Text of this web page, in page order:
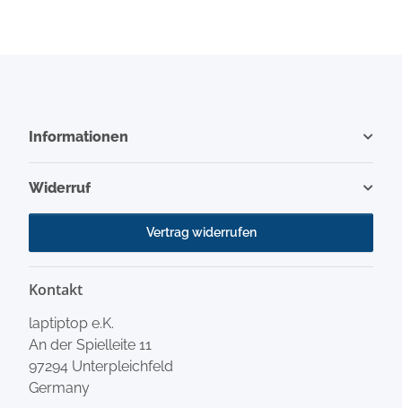
Informationen
Widerruf
Vertrag widerrufen
Kontakt
laptiptop e.K.
An der Spielleite 11
97294 Unterpleichfeld
Germany